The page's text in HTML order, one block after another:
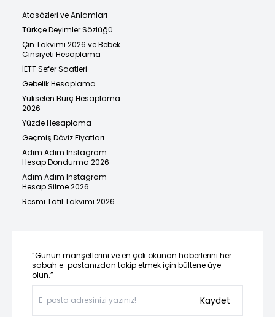
Atasözleri ve Anlamları
Türkçe Deyimler Sözlüğü
Çin Takvimi 2026 ve Bebek
Cinsiyeti Hesaplama
İETT Sefer Saatleri
Gebelik Hesaplama
Yükselen Burç Hesaplama
2026
Yüzde Hesaplama
Geçmiş Döviz Fiyatları
Adım Adım Instagram
Hesap Dondurma 2026
Adım Adım Instagram
Hesap Silme 2026
Resmi Tatil Takvimi 2026
“Günün manşetlerini ve en çok okunan haberlerini her
sabah e-postanızdan takip etmek için bültene üye
olun.”
Kaydet